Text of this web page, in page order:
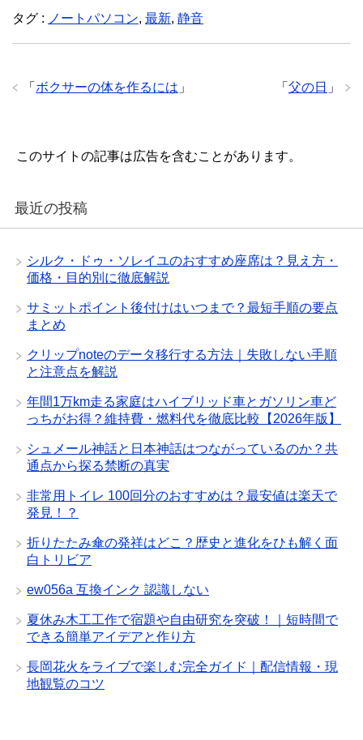
タグ : ノートパソコン, 最新, 静音
「 父の日 」
「 ボクサーの体を作るには 」
このサイトの記事は広告を含むことがあります。
最近の投稿
シルク・ドゥ・ソレイユのおすすめ座席は？見え方・
価格・目的別に徹底解説
サミットポイント後付けはいつまで？最短手順の要点
まとめ
クリップnoteのデータ移行する方法｜失敗しない手順
と注意点を解説
年間1万km走る家庭はハイブリッド車とガソリン車ど
っちがお得？維持費・燃料代を徹底比較【2026年版】
シュメール神話と日本神話はつながっているのか？共
通点から探る禁断の真実
非常用トイレ 100回分のおすすめは？最安値は楽天で
発見！？
折りたたみ傘の発祥はどこ？歴史と進化をひも解く面
白トリビア
ew056a 互換インク 認識しない
夏休み木工工作で宿題や自由研究を突破！｜短時間で
できる簡単アイデアと作り方
長岡花火をライブで楽しむ完全ガイド｜配信情報・現
地観覧のコツ